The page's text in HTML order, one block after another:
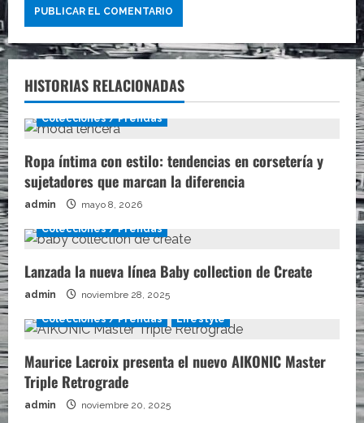
HISTORIAS RELACIONADAS
Colecciones / Prendas
Ropa íntima con estilo: tendencias en corsetería y
sujetadores que marcan la diferencia
admin mayo 8, 2026
Colecciones / Prendas
Lanzada la nueva línea Baby collection de Create
admin noviembre 28, 2025
Colecciones / Prendas Lifestyle
Maurice Lacroix presenta el nuevo AIKONIC Master
Triple Retrograde
admin noviembre 20, 2025